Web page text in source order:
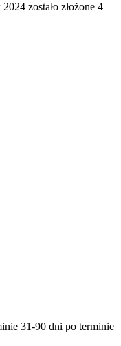
zostało złożone 4
31-90 dni po terminie